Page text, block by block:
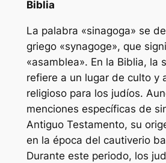
Biblia
La palabra «sinagoga» se
griego «synagoge», que
«asamblea». En la Biblia, la
refiere a un lugar de culto y
religioso para los judíos.
menciones específicas de
Antiguo Testamento, su
en la época del cautiverio
Durante este periodo, los